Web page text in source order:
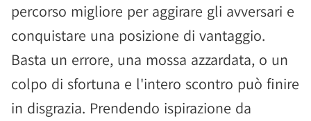
percorso migliore per aggirare gli avversari e
conquistare una posizione di vantaggio.
Basta un errore, una mossa azzardata, o un
colpo di sfortuna e l'intero scontro può finire
in disgrazia. Prendendo ispirazione da